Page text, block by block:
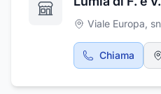
Viale Europa,
Chiama